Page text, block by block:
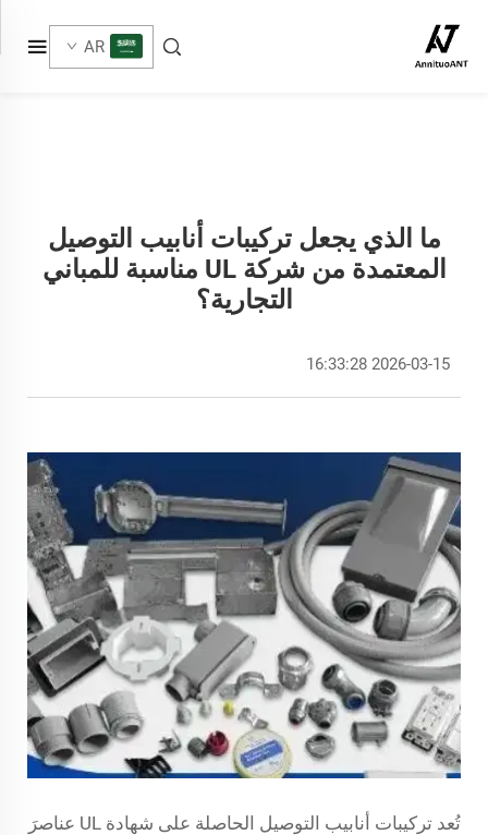
AR
ما الذي يجعل تركيبات أنابيب التوصيل
المعتمدة من شركة UL مناسبة للمباني
التجارية؟
2026-03-15 16:33:28
تُعد تركيبات أنابيب التوصيل الحاصلة على شهادة UL عناصرَ